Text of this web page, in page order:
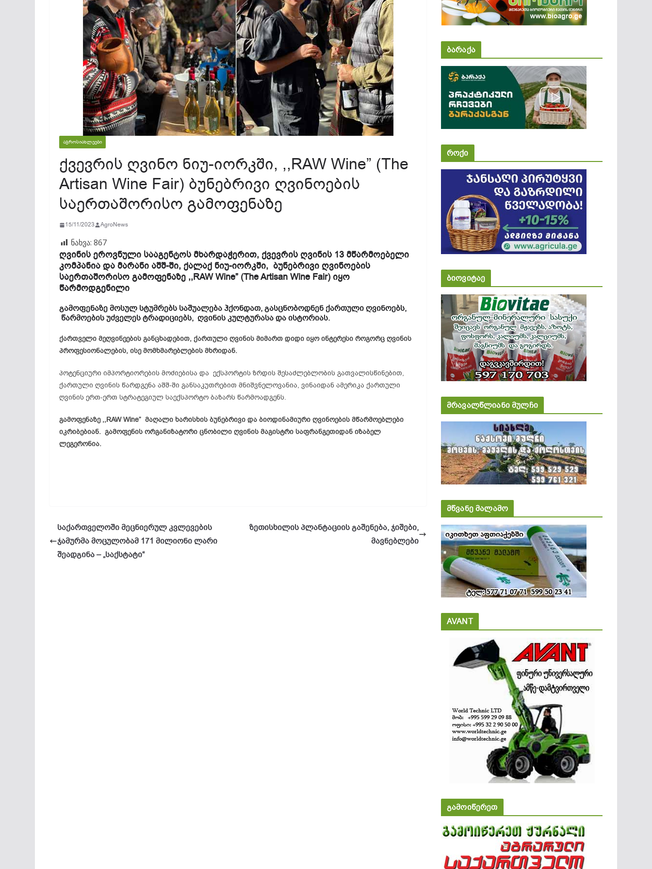
ᲐᲒᲠᲝᲡᲘᲐᲮᲚᲔᲔᲑᲘ
ქვევრის ღვინო ნიუ-იორკში, ,,RAW Wine” (The
Artisan Wine Fair) ბუნებრივი ღვინოების
საერთაშორისო გამოფენაზე
15/11/2023 AgroNews
ნახვა: 867
ღვინის ეროვნული სააგენტოს მხარდაჭერით, ქვევრის ღვინის 13 მწარმოებელი
კომპანია და მარანი აშშ-ში, ქალაქ ნიუ-იორკში, ბუნებრივი ღვინოების
საერთაშორისო გამოფენაზე ,,RAW Wine” (The Artisan Wine Fair) იყო
წარმოდგენილი
გამოფენაზე მოსულ სტუმრებს საშუალება ჰქონდათ, გასცნობოდნენ ქართული ღვინოებს,
წარმოების უძველეს ტრადიციებს, ღვინის კულტურასა და ისტორიას.
ქართველი მეღვინეების განცხადებით, ქართული ღვინის მიმართ დიდი იყო ინტერესი როგორც ღვინის
პროფესიონალების, ისე მომხმარებლების მხრიდან.
პოტენციური იმპორტიორების მოძიებისა და ექსპორტის ზრდის შესაძლებლობის გათვალისწინებით,
ქართული ღვინის წარდგენა აშშ-ში განსაკუთრებით მნიშვნელოვანია, ვინაიდან ამერიკა ქართული
ღვინის ერთ-ერთ სტრატეგიულ საექსპორტო ბაზარს წარმოადგენს.
გამოფენაზე ,,RAW Wine” მაღალი ხარისხის ბუნებრივი და ბიოდინამიური ღვინოების მწარმოებლები
იკრიბებიან. გამოფენის ორგანიზატორი ცნობილი ღვინის მაგისტრი საფრანგეთიდან იზაბელ
ლეგერონია.
საქართველოში მეცნიერულ კვლევების
ჯამურმა მოცულობამ 171 მილიონი ლარი
შეადგინა – „საქსტატი“
ზეთისხილის პლანტაციის გაშენება, ჯიშები,
მავნებლები
ბარაქა
როქი
ბიოვიტაე
მრავალწლიანი მულჩი
მწვანე მალამო
AVANT
გამოიწერეთ